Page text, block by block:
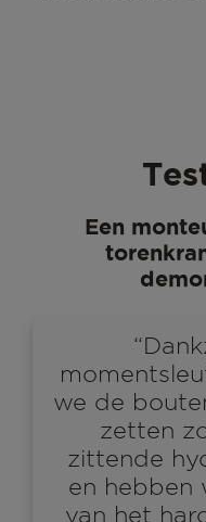
Een
we de
zetten
zittende
en hebben
van het